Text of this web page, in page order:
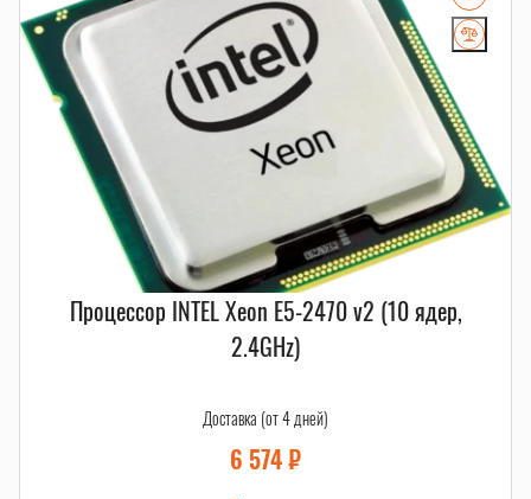
серверное охлаждение процессоры Intel Xeon ,серверные
комплектующие
Процессор INTEL Xeon E5-2470 v2 (10 ядер,
2.4GHz)
Доставка (от 4 дней)
6 574₽